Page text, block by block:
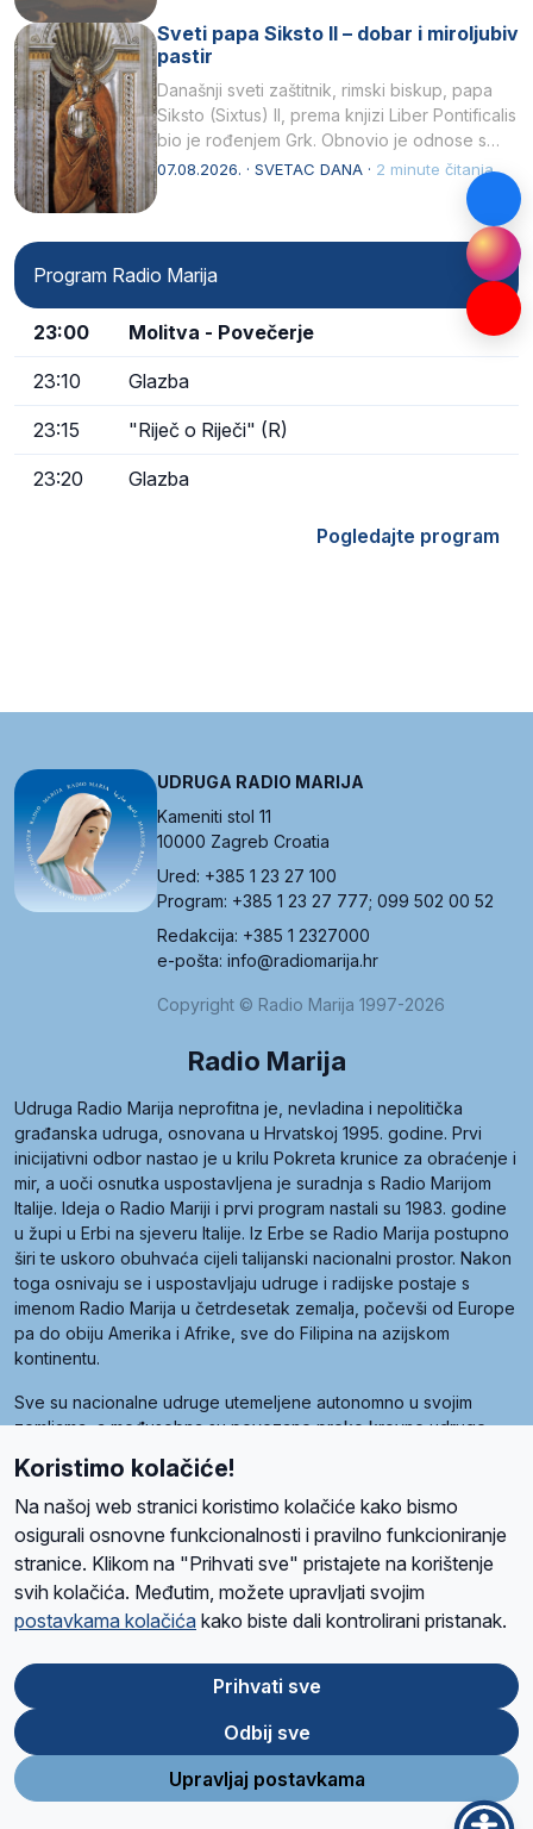
Sveti papa Siksto II – dobar i miroljubiv
pastir
Današnji sveti zaštitnik, rimski biskup, papa
Siksto (Sixtus) II, prema knjizi Liber Pontificalis
bio je rođenjem Grk. Obnovio je odnose s
afričkim…
07.08.2026. · SVETAC DANA · 2 minute čitanja
Program Radio Marija
23:00 Molitva - Povečerje
23:10 Glazba
23:15 "Riječ o Riječi" (R)
23:20 Glazba
Pogledajte program
UDRUGA RADIO MARIJA
Kameniti stol 11
10000 Zagreb Croatia
Ured: +385 1 23 27 100
Program: +385 1 23 27 777; 099 502 00 52
Redakcija: +385 1 2327000
e-pošta: info@radiomarija.hr
Copyright © Radio Marija 1997-2026
Radio Marija
Udruga Radio Marija neprofitna je, nevladina i nepolitička
građanska udruga, osnovana u Hrvatskoj 1995. godine. Prvi
inicijativni odbor nastao je u krilu Pokreta krunice za obraćenje i
mir, a uoči osnutka uspostavljena je suradnja s Radio Marijom
Italije. Ideja o Radio Mariji i prvi program nastali su 1983. godine
u župi u Erbi na sjeveru Italije. Iz Erbe se Radio Marija postupno
širi te uskoro obuhvaća cijeli talijanski nacionalni prostor. Nakon
toga osnivaju se i uspostavljaju udruge i radijske postaje s
imenom Radio Marija u četrdesetak zemalja, počevši od Europe
pa do obiju Amerika i Afrike, sve do Filipina na azijskom
kontinentu.
Sve su nacionalne udruge utemeljene autonomno u svojim
zemljama, a međusobna su povezane preko krovne udruge
Radio Maria). Svjetsku obitelj utemeljilo je sedam članica, među
kojima je i hrvatska Udruga Radio Marija.
O namaRadio ProgramVolonteriPrijateljiKontaktPravila privatnosti
Ova stranica je zaštićena Google reCAPTCHA sustavom
Store
Google
Play
Koristimo kolačiće!
Na našoj web stranici koristimo kolačiće kako bismo
osigurali osnovne funkcionalnosti i pravilno funkcioniranje
stranice. Klikom na "Prihvati sve" pristajete na korištenje
svih kolačića. Međutim, možete upravljati svojim
postavkama kolačića kako biste dali kontrolirani pristanak.
Prihvati sve
Odbij sve
Upravljaj postavkama